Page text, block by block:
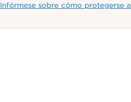
Infórmese sobre cómo protegerse